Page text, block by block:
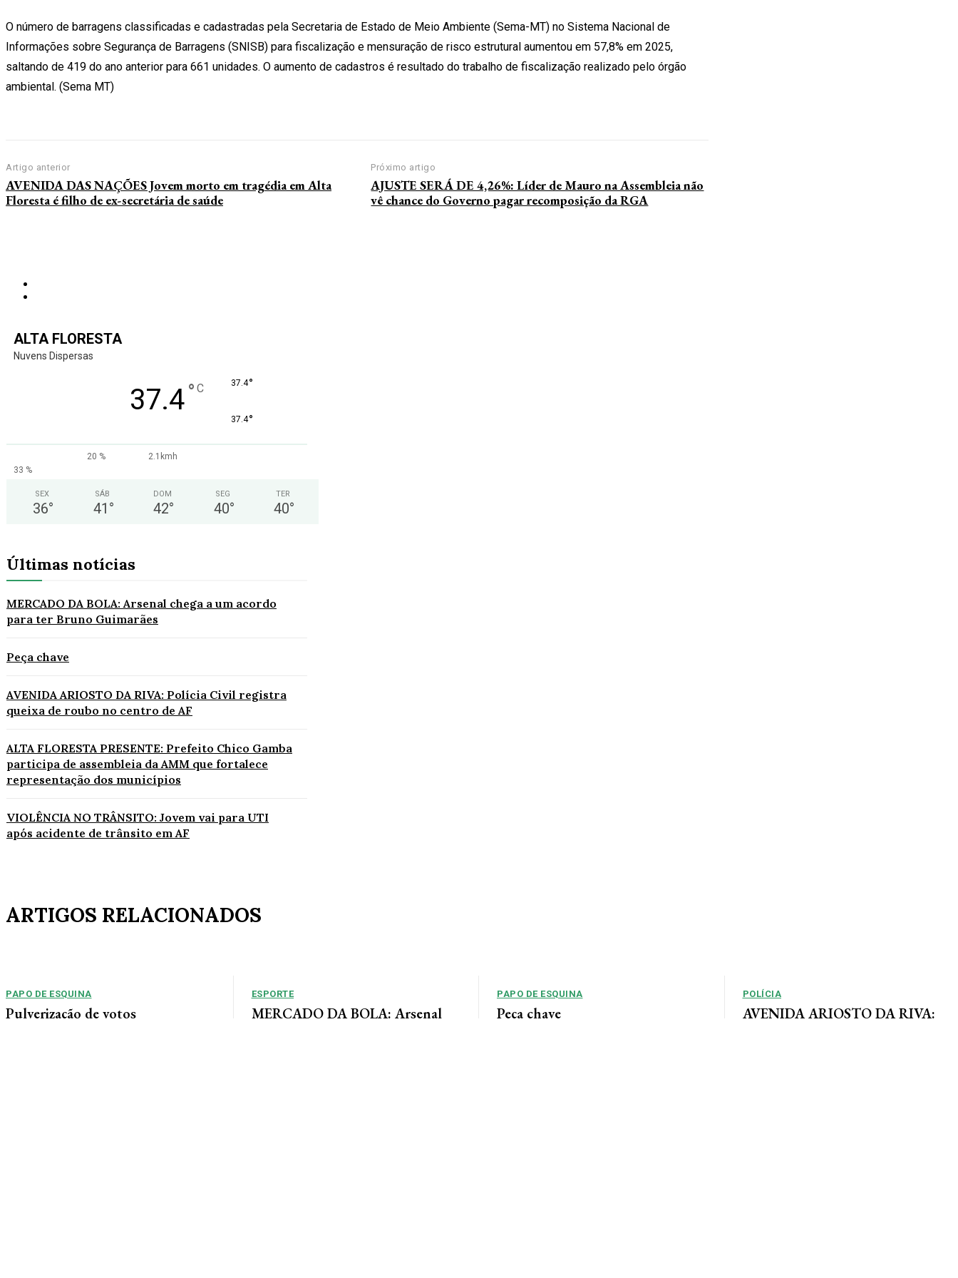
O número de barragens classificadas e cadastradas pela Secretaria de Estado de Meio Ambiente (Sema-MT) no Sistema Nacional de
Informações sobre Segurança de Barragens (SNISB) para fiscalização e mensuração de risco estrutural aumentou em 57,8% em 2025,
saltando de 419 do ano anterior para 661 unidades. O aumento de cadastros é resultado do trabalho de fiscalização realizado pelo órgão
ambiental. (Sema MT)
Artigo anterior
AVENIDA DAS NAÇÕES Jovem morto em tragédia em Alta
Floresta é filho de ex-secretária de saúde
Próximo artigo
AJUSTE SERÁ DE 4,26%: Líder de Mauro na Assembleia não
vê chance do Governo pagar recomposição da RGA
ALTA FLORESTA
Nuvens Dispersas
37.4° C 37.4°
37.4°
20 %
2.1kmh
33 %
SEX
36°
SÁB
41 °
DOM
42°
SEG
40°
TER
40°
Últimas notícias
MERCADO DA BOLA: Arsenal chega a um acordo
para ter Bruno Guimarães
Peça chave
AVENIDA ARIOSTO DA RIVA: Polícia Civil registra
queixa de roubo no centro de AF
ALTA FLORESTA PRESENTE: Prefeito Chico Gamba
participa de assembleia da AMM que fortalece
representação dos municípios
VIOLÊNCIA NO TRÂNSITO: Jovem vai para UTI
após acidente de trânsito em AF
ARTIGOS RELACIONADOS
PAPO DE ESQUINA
Pulverização de votos
ESPORTE
MERCADO DA BOLA: Arsenal
PAPO DE ESQUINA
Peça chave
POLÍCIA
AVENIDA ARIOSTO DA RIVA: